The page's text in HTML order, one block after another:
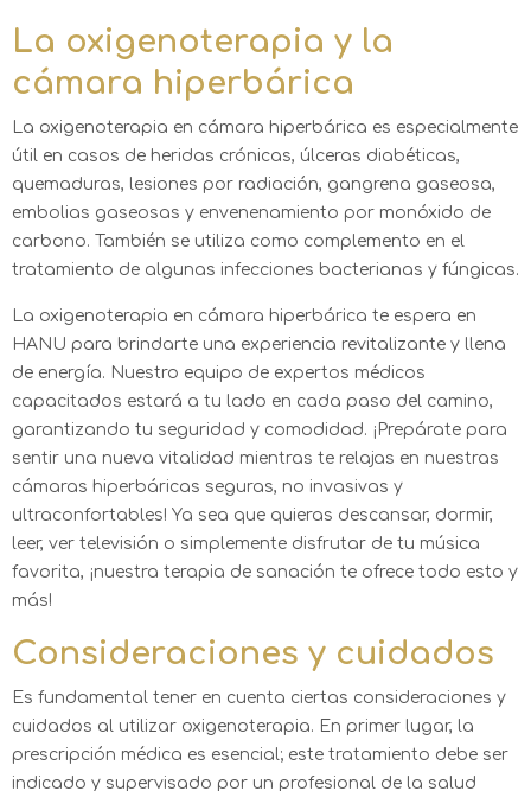
La oxigenoterapia y la
cámara hiperbárica
La oxigenoterapia en cámara hiperbárica es especialmente
útil en casos de heridas crónicas, úlceras diabéticas,
quemaduras, lesiones por radiación, gangrena gaseosa,
embolias gaseosas y envenenamiento por monóxido de
carbono. También se utiliza como complemento en el
tratamiento de algunas infecciones bacterianas y fúngicas.
La oxigenoterapia en cámara hiperbárica te espera en
HANU para brindarte una experiencia revitalizante y llena
de energía. Nuestro equipo de expertos médicos
capacitados estará a tu lado en cada paso del camino,
garantizando tu seguridad y comodidad. ¡Prepárate para
sentir una nueva vitalidad mientras te relajas en nuestras
cámaras hiperbáricas seguras, no invasivas y
ultraconfortables! Ya sea que quieras descansar, dormir,
leer, ver televisión o simplemente disfrutar de tu música
favorita, ¡nuestra terapia de sanación te ofrece todo esto y
más!
Consideraciones y cuidados
Es fundamental tener en cuenta ciertas consideraciones y
cuidados al utilizar oxigenoterapia. En primer lugar, la
prescripción médica es esencial; este tratamiento debe ser
indicado y supervisado por un profesional de la salud